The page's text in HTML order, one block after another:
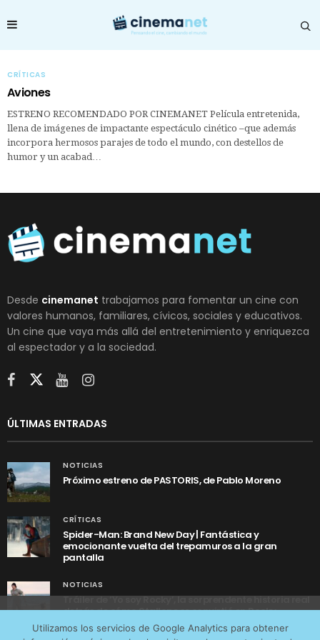
CRÍTICAS
Aviones
ESTRENO RECOMENDADO POR CINEMANET Película entretenida,
llena de imágenes de impactante espectáculo cinético –que además
incorpora hermosos parajes de todo el mundo, con destellos de
humor y un acabad…
Desde cinemanet trabajamos para fomentar un cine con
valores humanos, familiares, cívicos, sociales y educativos.
Un cine que vaya más allá del entretenimiento y enriquezca
al espectador y a la sociedad.
ÚLTIMAS ENTRADAS
NOTICIAS
Próximo estreno de PASTORIS, de Pablo Moreno
CRÍTICAS
Spider-Man: Brand New Day | Fantástica y
emocionante vuelta del trepamuros a la gran
pantalla
NOTICIAS
Tráiler de ‘Yo soy Rocky’, la sorprendente historia real
detrás de cómo Stallone se convirtió en Rocky
Utilizamos los servicios de Google Analytics para obtener
tráfico web que recibimos y conocer los servicios que